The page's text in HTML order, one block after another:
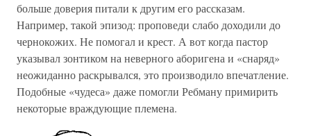
больше доверия питали к другим его рассказам.
Например, такой эпизод: проповеди слабо доходили до
чернокожих. Не помогал и крест. А вот когда пастор
указывал зонтиком на неверного аборигена и «снаряд»
неожиданно раскрывался, это производило впечатление.
Подобные «чудеса» даже помогли Ребману примирить
некоторые враждующие племена.